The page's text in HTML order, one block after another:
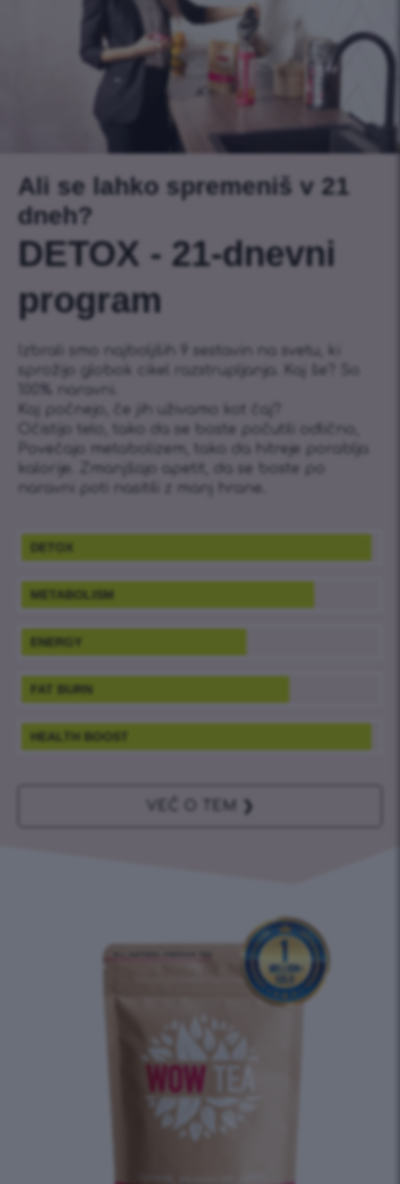
DETOX - 21-dnevni
program
Ali se lahko spremeniš v 21
dneh?
Izbrali smo najboljših 9 sestavin na svetu, ki
sprožijo globok cikel razstrupljanja. Kaj še? So
100% naravni.
Kaj počnejo, če jih uživamo kot čaj?
Očistijo telo, tako da se boste počutili odlično,
Povečajo metabolizem, tako da hitreje porablja
kalorije. Zmanjšajo apetit, da se boste po
naravni poti nasitili z manj hrane.
DETOX
METABOLISM
ENERGY
FAT BURN
HEALTH BOOST
VEČ O TEM ❯